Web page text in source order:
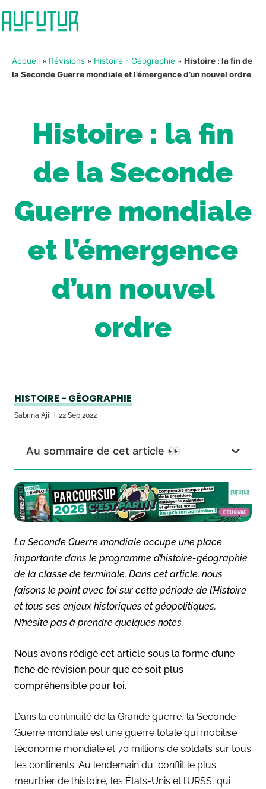
Accueil » Révisions » Histoire - Géographie » Histoire : la fin de
la Seconde Guerre mondiale et l’émergence d’un nouvel ordre
Histoire : la fin
de la Seconde
Guerre mondiale
et l’émergence
d’un nouvel
ordre
HISTOIRE - GÉOGRAPHIE
Sabrina Aji 22 Sep 2022
Au sommaire de cet article 👀
La Seconde Guerre mondiale occupe une place
importante dans le programme d’histoire-géographie
de la classe de terminale. Dans cet article, nous
faisons le point avec toi sur cette période de l’Histoire
et tous ses enjeux historiques et géopolitiques.
N’hésite pas à prendre quelques notes.
Nous avons rédigé cet article sous la forme d’une
fiche de révision pour que ce soit plus
compréhensible pour toi.
Dans la continuité de la Grande guerre, la Seconde
Guerre mondiale est une guerre totale qui mobilise
l’économie mondiale et 70 millions de soldats sur tous
les continents. Au lendemain du conflit le plus
meurtrier de l’histoire, les États-Unis et l’URSS, qui